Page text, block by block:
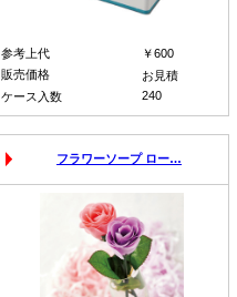
参考上代
￥600
販売価格
お見積
ケース入数
240
フラワーソープ ロー…